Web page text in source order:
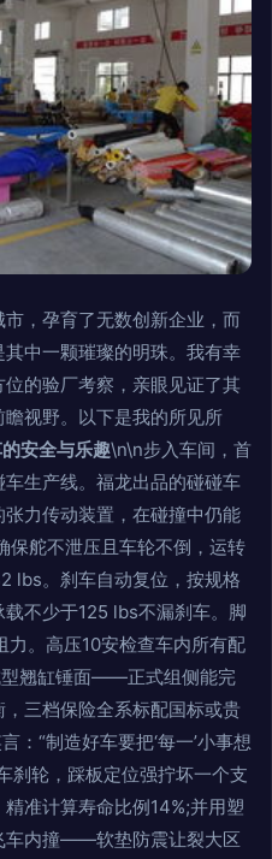
，孕育了无数创新企业，而
中一颗璀璨的明珠。我有幸
的验厂考察，亲眼见证了其
视野。以下是我的所见所
安全与乐趣\n\n步入车间，首
生产线。福龙出品的碰碰车
力传动装置，在碰撞中仍能
保舵不泄压且车轮不倒，运转
lbs。刹车自动复位，按规格
不少于125 lbs不漏刹车。脚
。高压10安检查车内所有配
翘缸锤面——正式组侧能完
三档保险全系标配国标或贵
：“制造好车要把‘每一’小事想
刹轮，踩板定位强拧坏一个支
准计算寿命比例14%;并用塑
车内撞——软垫防震让裂大区